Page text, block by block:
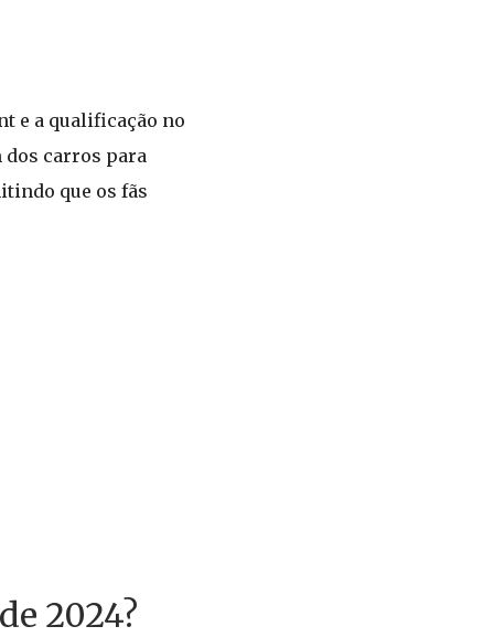
e a qualificação no
dos carros para
que os fãs
2024?